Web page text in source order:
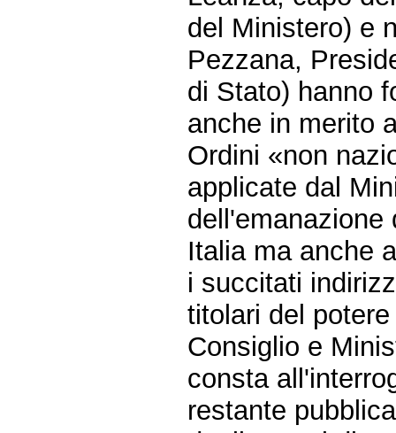
del Ministero) e
Pezzana,
di Stato) hanno
anche in merito
Ordini «non
applicate dal
dell'emanazione
Italia ma anche
i succitati
titolari del
Consiglio e
consta
restante